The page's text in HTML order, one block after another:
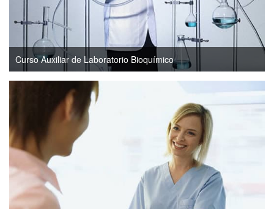
Curso Auxiliar de Laboratorio Bioquímico